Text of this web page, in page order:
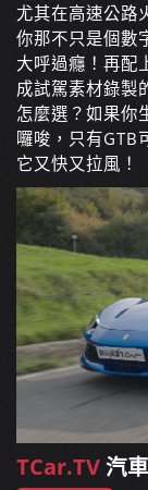
尤其在高速公路
你那不只是個數
大呼過癮！再配
成試駕素材錄製
怎麼選？如果你
囉唆，只有GTB
它又快又拉風！
TCar.TV汽